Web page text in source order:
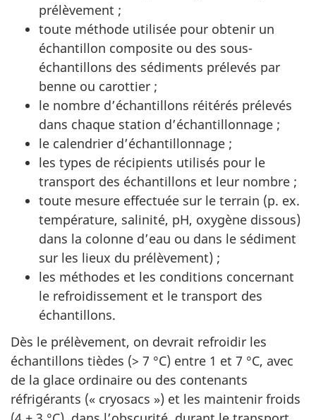
prélèvement ;
toute méthode utilisée pour obtenir un
échantillon composite ou des sous-
échantillons des sédiments prélevés par
benne ou carottier ;
le nombre d’échantillons réitérés prélevés
dans chaque station d’échantillonnage ;
le calendrier d’échantillonnage ;
les types de récipients utilisés pour le
transport des échantillons et leur nombre ;
toute mesure effectuée sur le terrain (p. ex.
température, salinité, pH, oxygène dissous)
dans la colonne d’eau ou dans le sédiment
sur les lieux du prélèvement) ;
les méthodes et les conditions concernant
le refroidissement et le transport des
échantillons.
Dès le prélèvement, on devrait refroidir les
échantillons tièdes (> 7 °C) entre 1 et 7 °C, avec
de la glace ordinaire ou des contenants
réfrigérants (« cryosacs ») et les maintenir froids